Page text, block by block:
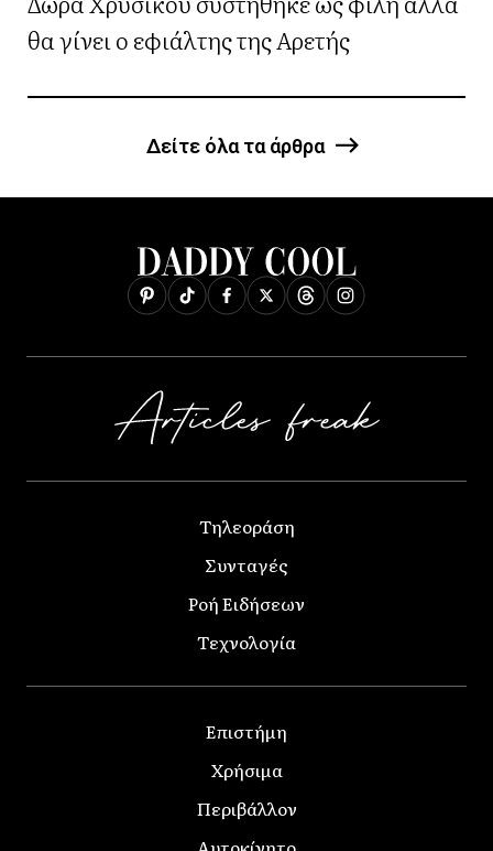
θα γίνει ο εφιάλτης της Αρετής
Δείτε όλα τα άρθρα
Τηλεοράση
Συνταγές
Ροή Ειδήσεων
Τεχνολογία
Επιστήμη
Χρήσιμα
Περιβάλλον